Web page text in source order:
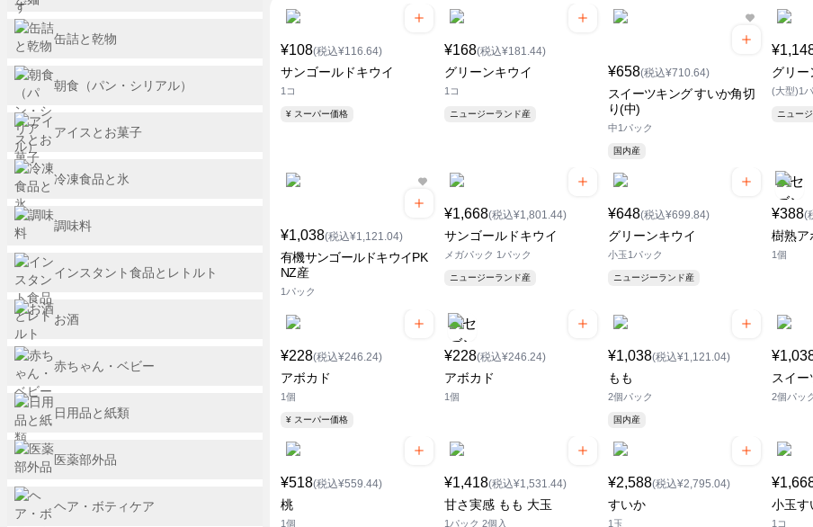
¥108(税込¥116.64)
サンゴールドキウイ
1コ
¥ スーパー価格
¥168(税込¥181.44)
グリーンキウイ
1コ
ニュージーランド産
¥658(税込¥710.64)
スイーツキング すいか角切
り(中)
中1パック
国内産
グリー
(大型)1
ニュー
¥1,038(税込¥1,121.04)
有機サンゴールドキウイPK
NZ産
1パック
¥1,668(税込¥1,801.44)
サンゴールドキウイ
メガパック 1パック
ニュージーランド産
¥648(税込¥699.84)
グリーンキウイ
小玉1パック
ニュージーランド産
¥388(
樹熟ア
1個
¥228(税込¥246.24)
アボカド
1個
¥ スーパー価格
¥228(税込¥246.24)
アボカド
1個
¥1,038(税込¥1,121.04)
もも
2個パック
国内産
スイー
2個パッ
¥518(税込¥559.44)
桃
1個
¥1,418(税込¥1,531.44)
甘さ実感 もも 大玉
1パック 2個入
¥2,588(税込¥2,795.04)
すいか
1玉
小玉す
1コ
缶詰と乾物
朝食（パン・シリアル）
アイスとお菓子
冷凍食品と氷
調味料
インスタント食品とレトルト
お酒
赤ちゃん・ベビー
日用品と紙類
医薬部外品
ヘア・ボティケア